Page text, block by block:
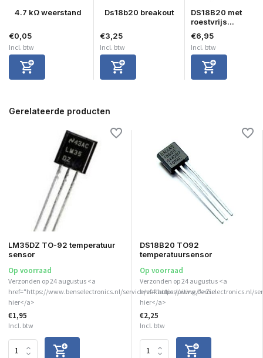
4.7 kΩ weerstand
€0,05
Incl. btw
Ds18b20 breakout
€3,25
Incl. btw
DS18B20 met
roestvrijs...
€6,95
Incl. btw
Gerelateerde producten
LM35DZ TO-92 temperatuur
sensor
Op voorraad
Verzonden op 24 augustus <a
href="https://www.benselectronics.nl/service/vakantiesluiting/">Zie
hier</a>
€1,95
Incl. btw
DS18B20 TO92
temperatuursensor
Op voorraad
Verzonden op 24 augustus <a
href="https://www.benselectronics.nl/
hier</a>
€2,25
Incl. btw